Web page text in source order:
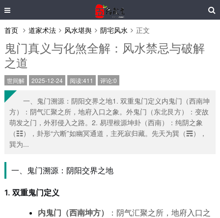
首页 道家术法 风水堪舆 阴宅风水 正文
鬼门真义与化煞全解：风水禁忌与破解
之道
世间解 2025-12-24 阅读:411 评论:0
一、鬼门溯源：阴阳交界之地1. 双重鬼门定义内鬼门（西南坤
方）：阴气汇聚之所，地府入口之象。外鬼门（东北艮方）：变故
萌发之门，外邪侵入之路。2. 易理根源坤卦（西南）：纯阴之象
（☷），卦形“六断”如幽冥通道，主死寂归藏。先天为巽（☴），
巽为...
一、鬼门溯源：阴阳交界之地
1. 双重鬼门定义
内鬼门（西南坤方）
：阴气汇聚之所，地府入口之